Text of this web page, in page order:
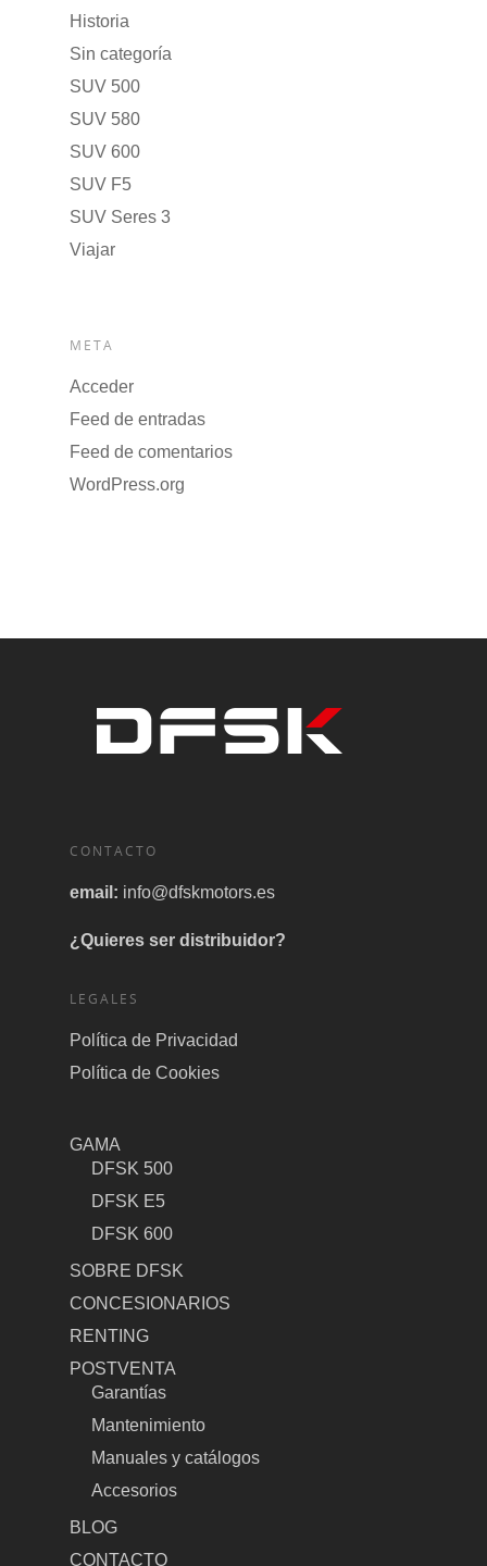
Historia
Sin categoría
SUV 500
SUV 580
SUV 600
SUV F5
SUV Seres 3
Viajar
META
Acceder
Feed de entradas
Feed de comentarios
WordPress.org
CONTACTO
email: info@dfskmotors.es
¿Quieres ser distribuidor?
LEGALES
Política de Privacidad
Política de Cookies
GAMA
DFSK 500
DFSK E5
DFSK 600
SOBRE DFSK
CONCESIONARIOS
RENTING
POSTVENTA
Garantías
Mantenimiento
Manuales y catálogos
Accesorios
BLOG
CONTACTO